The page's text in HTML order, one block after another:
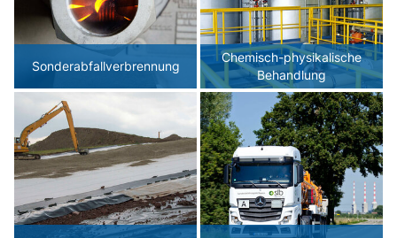
Sonderabfallverbrennung
Chemisch-physikalische
Behandlung